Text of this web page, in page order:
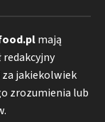
mają
redakcyjny
jakiekolwiek
zrozumienia lub